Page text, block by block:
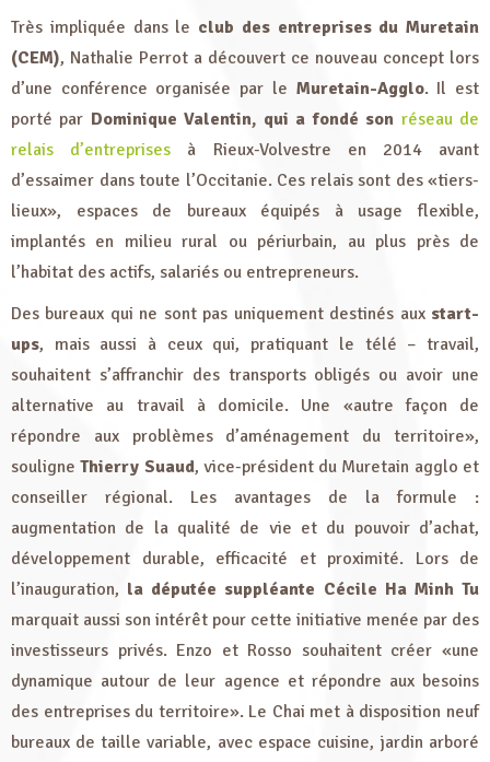
Très impliquée dans le club des entreprises du Muretain
(CEM), Nathalie Perrot a découvert ce nouveau concept lors
d’une conférence organisée par le Muretain-Agglo. Il est
porté par Dominique Valentin, qui a fondé son réseau de
relais d’entreprises à Rieux-Volvestre en 2014 avant
d’essaimer dans toute l’Occitanie. Ces relais sont des «tiers-
lieux», espaces de bureaux équipés à usage flexible,
implantés en milieu rural ou périurbain, au plus près de
l’habitat des actifs, salariés ou entrepreneurs.
Des bureaux qui ne sont pas uniquement destinés aux start-
ups, mais aussi à ceux qui, pratiquant le télé – travail,
souhaitent s’affranchir des transports obligés ou avoir une
alternative au travail à domicile. Une «autre façon de
répondre aux problèmes d’aménagement du territoire»,
souligneThierry Suaud, vice-président du Muretain agglo et
conseiller régional. Les avantages de la formule :
augmentation de la qualité de vie et du pouvoir d’achat,
développement durable, efficacité et proximité. Lors de
l’inauguration, la députée suppléante Cécile Ha Minh Tu
marquait aussi son intérêt pour cette initiative menée par des
investisseurs privés. Enzo et Rosso souhaitent créer «une
dynamique autour de leur agence et répondre aux besoins
des entreprises du territoire». Le Chai met à disposition neuf
bureaux de taille variable, avec espace cuisine, jardin arboré